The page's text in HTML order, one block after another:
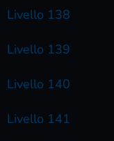
Livello 138
Livello 139
Livello 140
Livello 141